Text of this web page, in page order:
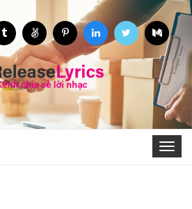
Toggle